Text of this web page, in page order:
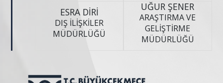
ESRA DİRİ
DIŞ İLİŞKİLER
MÜDÜRLÜĞÜ
UĞUR ŞENER
ARAŞTIRMA VE
GELİŞTİRME
MÜDÜRLÜĞÜ